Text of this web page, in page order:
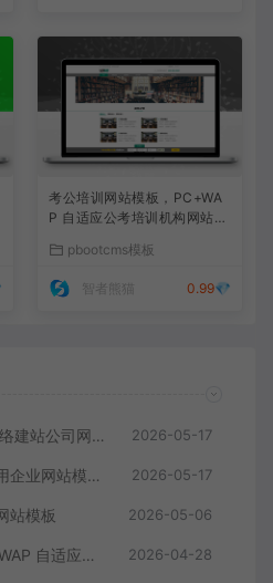
考公培训网站模板，PC+WA
P 自适应公考培训机构网站源
pbootcms模板
智者熊猫 0.99💎
pbootCMS红色大气的网络建站公司网站模板(自适应手机端) 2026-05-17
(自适应手机端)简单的通用企业网站模板 pbootcms企业网站源码下载 2026-05-17
站模板 2026-05-06
考公培训网站模板，PC+WAP 自适应公考培训机构网站源码下载 2026-04-28